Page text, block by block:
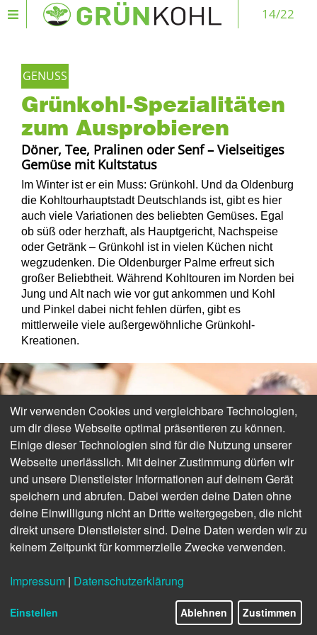
14/22
GENUSS
Grünkohl-Spezialitäten
zum Ausprobieren
Döner, Tee, Pralinen oder Senf – Vielseitiges
Gemüse mit Kultstatus
Im Winter ist er ein Muss: Grünkohl. Und da Oldenburg
die Kohltourhauptstadt Deutschlands ist, gibt es hier
auch viele Variationen des beliebten Gemüses. Egal
ob süß oder herzhaft, als Hauptgericht, Nachspeise
oder Getränk – Grünkohl ist in vielen Küchen nicht
wegzudenken. Die Oldenburger Palme erfreut sich
großer Beliebtheit. Während Kohltouren im Norden bei
Jung und Alt nach wie vor gut ankommen und Kohl
und Pinkel dabei nicht fehlen dürfen, gibt es
mittlerweile viele außergewöhnliche Grünkohl-
Kreationen.
Wir verwenden Cookies und vergleichbare Technologien,
um dir diese Webseite optimal präsentieren zu können.
Einige dieser Technologien sind für die Nutzung unserer
Webseite unerlässlich. Mit deiner Zustimmung dürfen wir
und unsere Dienstleister Informationen auf deinem Gerät
speichern und abrufen. Dabei werden deine Daten ohne
deine Einwilligung nicht an Dritte weitergegeben, die nicht
direkt unsere Dienstleister sind. Deine Daten werden wir zu
keinem Zeitpunkt für kommerzielle Zwecke verwenden.
Impressum | Datenschutzerklärung
Einstellen Ablehnen Zustimmen